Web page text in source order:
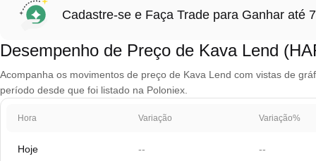
Cadastre-se e Faça Trade para Ganhar até
Desempenho de Preço de Kava Lend
Acompanha os movimentos de preço de Kava Lend com vistas de
período desde que foi listado na Poloniex.
Hora Variação Variação%
Hoje -- --